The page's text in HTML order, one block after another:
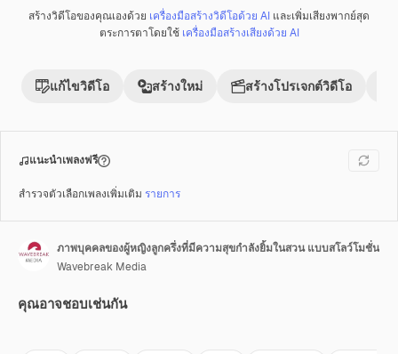
พรีเมี่ยม
สร้างวิดีโอของคุณเองด้วย เครื่องมือสร้างวิดีโอด้วย AI และเพิ่มเสียงพากย์สุด
ตระการตาโดยใช้ เครื่องมือสร้างเสียงด้วย AI
แก้ไขวิดีโอ สร้างใหม่ สร้างโปรเจกต์วิดีโอ
แนะนำเพลงฟรี
สำรวจตัวเลือกเพลงเพิ่มเติม รายการ
ภาพบุคคลของผู้หญิงลูกครึ่งที่มีความสุขกำลังยิ้มในสวน แบบสโลว์โมชั่น
Wavebreak Media
คุณอาจชอบเช่นกัน